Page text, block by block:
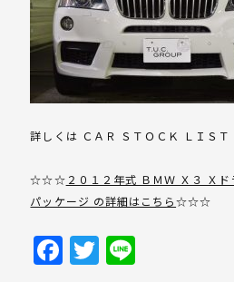
詳しくは ＣＡＲ ＳＴＯＣＫ ＬＩＳ
☆☆☆ ２０１２年式 ＢＭＷ Ｘ３ Ｘ
パッケージ の詳細はこちら☆☆☆
Facebook
Twitter